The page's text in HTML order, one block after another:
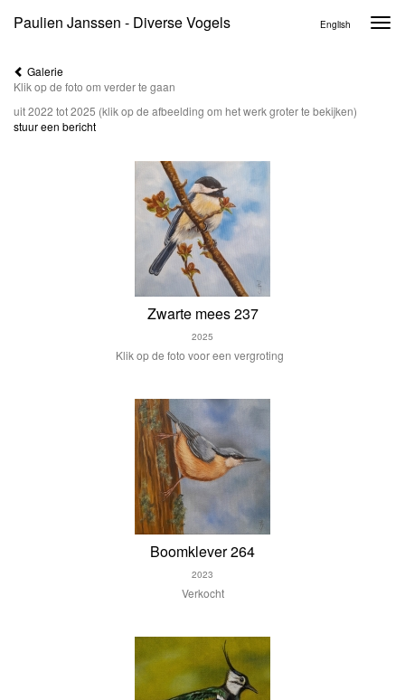
Paulien Janssen - Diverse Vogels English
Galerie
Klik op de foto om verder te gaan
uit 2022 tot 2025 (klik op de afbeelding om het werk groter te bekijken)
stuur een bericht
Zwarte mees 237
2025
Klik op de foto voor een vergroting
Boomklever 264
2023
Verkocht